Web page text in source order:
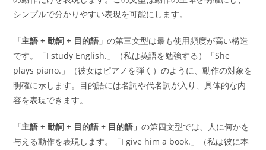
シンプルで分かりやすい表現を可能にします。
「主語 + 動詞 + 目的語」の第三文型は最も使用頻度が高い構造
です。「I study English.」（私は英語を勉強する）「She
plays piano.」（彼女はピアノを弾く）のように、動作の対象を
明確に示します。目的語には名詞や代名詞が入り、具体的な内
容を表現できます。
「主語 + 動詞 + 目的語 + 目的語」の第四文型では、人に何かを
与える動作を表現します。「I give him a book.」（私は彼に本